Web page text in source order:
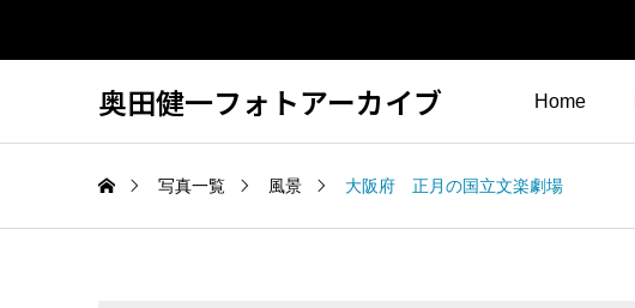
奥田健一フォトアーカイブ Home
写真一覧 風景 大阪府 正月の国立文楽劇場